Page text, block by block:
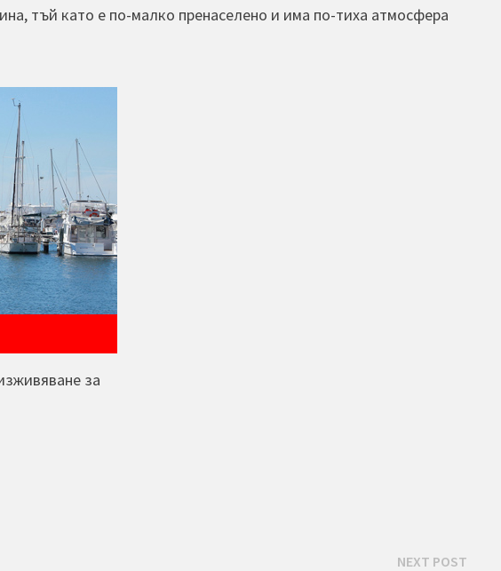
тъй като е по-малко пренаселено и има по-тиха атмосфера
за
NEXT POSTNext